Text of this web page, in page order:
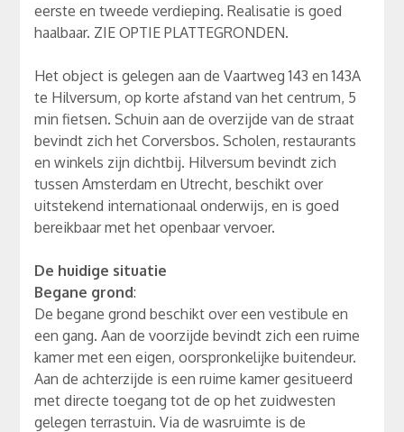
eerste en tweede verdieping. Realisatie is goed
haalbaar. ZIE OPTIE PLATTEGRONDEN.
Het object is gelegen aan de Vaartweg 143 en 143A
te Hilversum, op korte afstand van het centrum, 5
min fietsen. Schuin aan de overzijde van de straat
bevindt zich het Corversbos. Scholen, restaurants
en winkels zijn dichtbij. Hilversum bevindt zich
tussen Amsterdam en Utrecht, beschikt over
uitstekend internationaal onderwijs, en is goed
bereikbaar met het openbaar vervoer.
De huidige situatie
Begane grond:
De begane grond beschikt over een vestibule en
een gang. Aan de voorzijde bevindt zich een ruime
kamer met een eigen, oorspronkelijke buitendeur.
Aan de achterzijde is een ruime kamer gesitueerd
met directe toegang tot de op het zuidwesten
gelegen terrastuin. Via de wasruimte is de